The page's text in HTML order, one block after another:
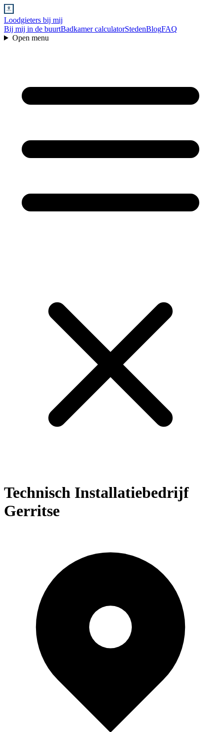
Loodgieters bij mij
Bij mij in de buurtBadkamer calculatorStedenBlogFAQ
Open menu
Technisch Installatiebedrijf
Gerritse